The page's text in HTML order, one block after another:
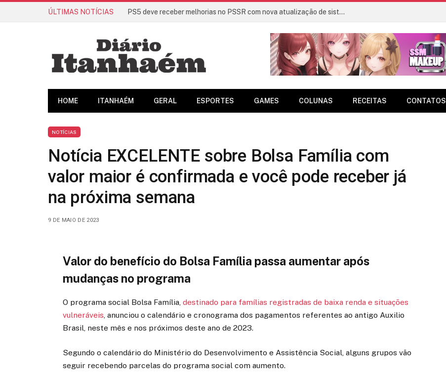
ÚLTIMAS NOTÍCIAS PS5 deve receber melhorias no PSSR com nova atualização de sistema
HOME ITANHAÉM GERAL ESPORTES GAMES COLUNAS RECEITAS CONTATOS
NOTÍCIAS
Notícia EXCELENTE sobre Bolsa Família com
valor maior é confirmada e você pode receber já
na próxima semana
9 DE MAIO DE 2023
Valor do benefício do Bolsa Família passa aumentar após
mudanças no programa
O programa social Bolsa Família,destinado para famílias registradas de baixa renda e situações
vulneráveis , anunciou o calendário e cronograma dos pagamentos referentes ao antigo Auxilio
Brasil, neste mês e nos próximos deste ano de 2023.
Segundo o calendário do Ministério do Desenvolvimento e Assistência Social, alguns grupos vão
seguir recebendo parcelas do programa social com aumento.